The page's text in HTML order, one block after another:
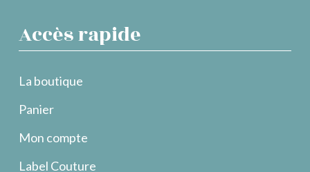
Accès rapide
La boutique
Panier
Mon compte
Label Couture